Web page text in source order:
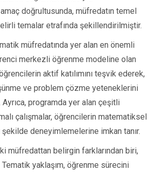
amaç doğrultusunda, müfredatın temel
temalar etrafında şekillendirilmiştir.
müfredatında yer alan en önemli
merkezli öğrenme modeline olan
aktif katılımını teşvik ederek,
ve problem çözme yeteneklerini
programda yer alan çeşitli
çalışmalar, öğrencilerin matematiksel
şekilde deneyimlemelerine imkan tanır.
müfredattan belirgin farklarından biri,
Tematik yaklaşım, öğrenme sürecini